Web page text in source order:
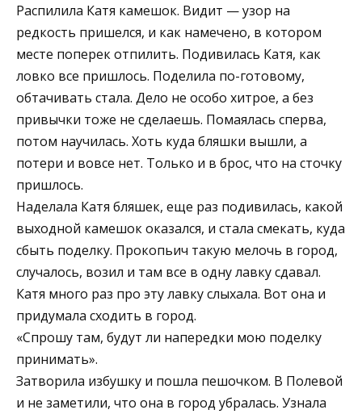
Распилила Катя камешок. Видит — узор на
редкость пришелся, и как намечено, в котором
месте поперек отпилить. Подивилась Катя, как
ловко все пришлось. Поделила по-готовому,
обтачивать стала. Дело не особо хитрое, а без
привычки тоже не сделаешь. Помаялась сперва,
потом научилась. Хоть куда бляшки вышли, а
потери и вовсе нет. Только и в брос, что на сточку
пришлось.
Наделала Катя бляшек, еще раз подивилась, какой
выходной камешок оказался, и стала смекать, куда
сбыть поделку. Прокопьич такую мелочь в город,
случалось, возил и там все в одну лавку сдавал.
Катя много раз про эту лавку слыхала. Вот она и
придумала сходить в город.
«Спрошу там, будут ли напередки мою поделку
принимать».
Затворила избушку и пошла пешочком. В Полевой
и не заметили, что она в город убралась. Узнала